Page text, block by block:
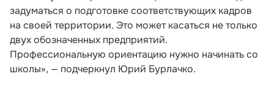
задуматься о подготовке соответствующих кадров
на своей территории. Это может касаться не только
двух обозначенных предприятий.
Профессиональную ориентацию нужно начинать со
школы», — подчеркнул Юрий Бурлачко.